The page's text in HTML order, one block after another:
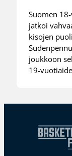
Suomen
jatkoi
kisojen
joukkoon
19-